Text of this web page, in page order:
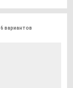
6 вариантов